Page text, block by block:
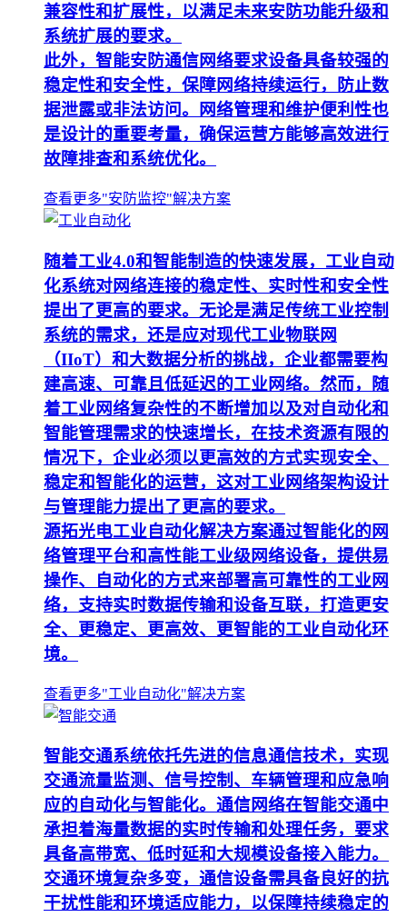
兼容性和扩展性，以满足未来安防功能升级和
系统扩展的要求。
此外，智能安防通信网络要求设备具备较强的
稳定性和安全性，保障网络持续运行，防止数
据泄露或非法访问。网络管理和维护便利性也
是设计的重要考量，确保运营方能够高效进行
故障排查和系统优化。
查看更多"安防监控"解决方案
随着工业4.0和智能制造的快速发展，工业自动
化系统对网络连接的稳定性、实时性和安全性
提出了更高的要求。无论是满足传统工业控制
系统的需求，还是应对现代工业物联网
（IIoT）和大数据分析的挑战，企业都需要构
建高速、可靠且低延迟的工业网络。然而，随
着工业网络复杂性的不断增加以及对自动化和
智能管理需求的快速增长，在技术资源有限的
情况下，企业必须以更高效的方式实现安全、
稳定和智能化的运营，这对工业网络架构设计
与管理能力提出了更高的要求。
源拓光电工业自动化解决方案通过智能化的网
络管理平台和高性能工业级网络设备，提供易
操作、自动化的方式来部署高可靠性的工业网
络，支持实时数据传输和设备互联，打造更安
全、更稳定、更高效、更智能的工业自动化环
境。
查看更多"工业自动化"解决方案
智能交通系统依托先进的信息通信技术，实现
交通流量监测、信号控制、车辆管理和应急响
应的自动化与智能化。通信网络在智能交通中
承担着海量数据的实时传输和处理任务，要求
具备高带宽、低时延和大规模设备接入能力。
交通环境复杂多变，通信设备需具备良好的抗
干扰性能和环境适应能力，以保障持续稳定的